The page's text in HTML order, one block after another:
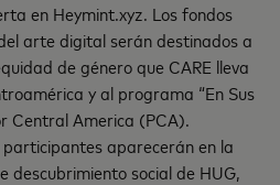
en Heymint.xyz. Los fondos
arte digital serán destinados a
de género que CARE lleva
y al programa “En Sus
Central America (PCA).
aparecerán en la
social de HUG,